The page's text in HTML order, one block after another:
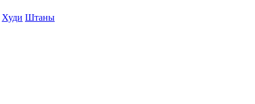
Худи Штаны